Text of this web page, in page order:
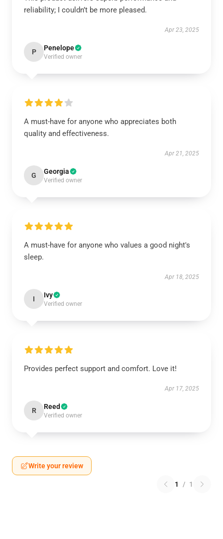
reliability; I couldn’t be more pleased.
Apr 23, 2025
P Penelope
Verified owner
A must-have for anyone who appreciates both
quality and effectiveness.
Apr 21, 2025
G Georgia
Verified owner
A must-have for anyone who values a good night's
sleep.
Apr 18, 2025
I Ivy
Verified owner
Provides perfect support and comfort. Love it!
Apr 17, 2025
R Reed
Verified owner
Write your review
1 / 1